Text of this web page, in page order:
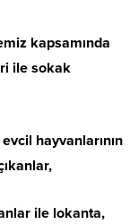
kapsamında
ile sokak
hayvanlarının
ile lokanta,